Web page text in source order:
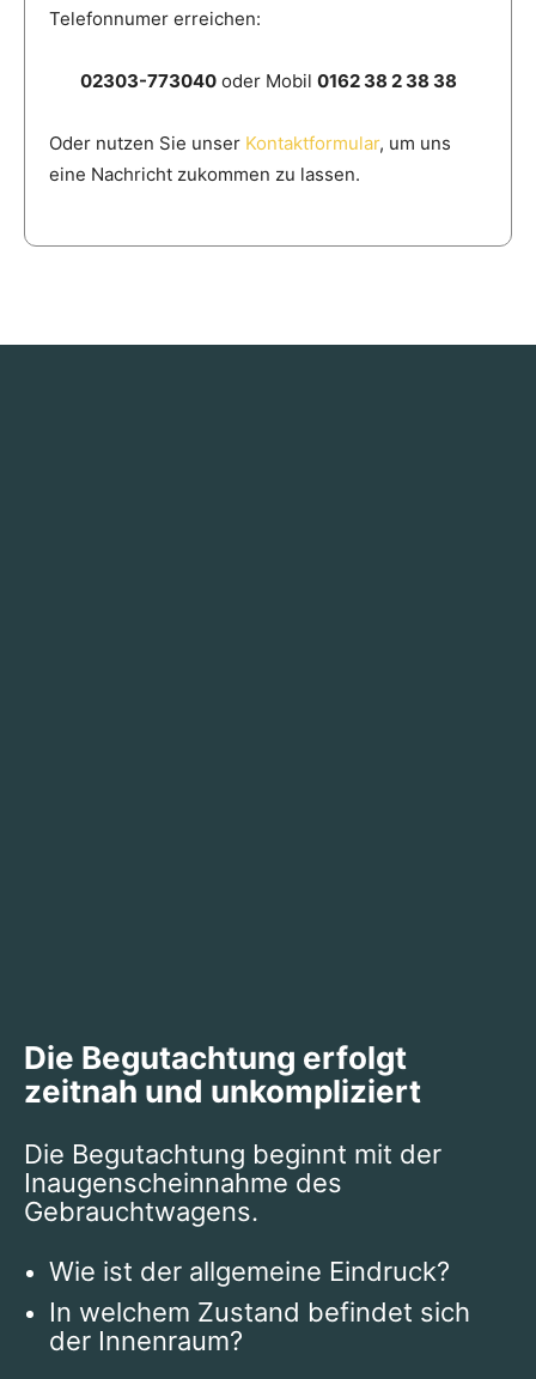
Telefonnumer erreichen:
02303-773040oder Mobil 0162 38 2 38 38
Oder nutzen Sie unser Kontaktformular, um uns
eine Nachricht zukommen zu lassen.
Die Begutachtung erfolgt
zeitnah und unkompliziert
Die Begutachtung beginnt mit der
Inaugenscheinnahme des
Gebrauchtwagens.
Wie ist der allgemeine Eindruck?
In welchem Zustand befindet sich
der Innenraum?